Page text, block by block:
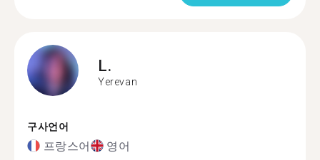
L.
Yerevan
구사언어
프랑스어 영어